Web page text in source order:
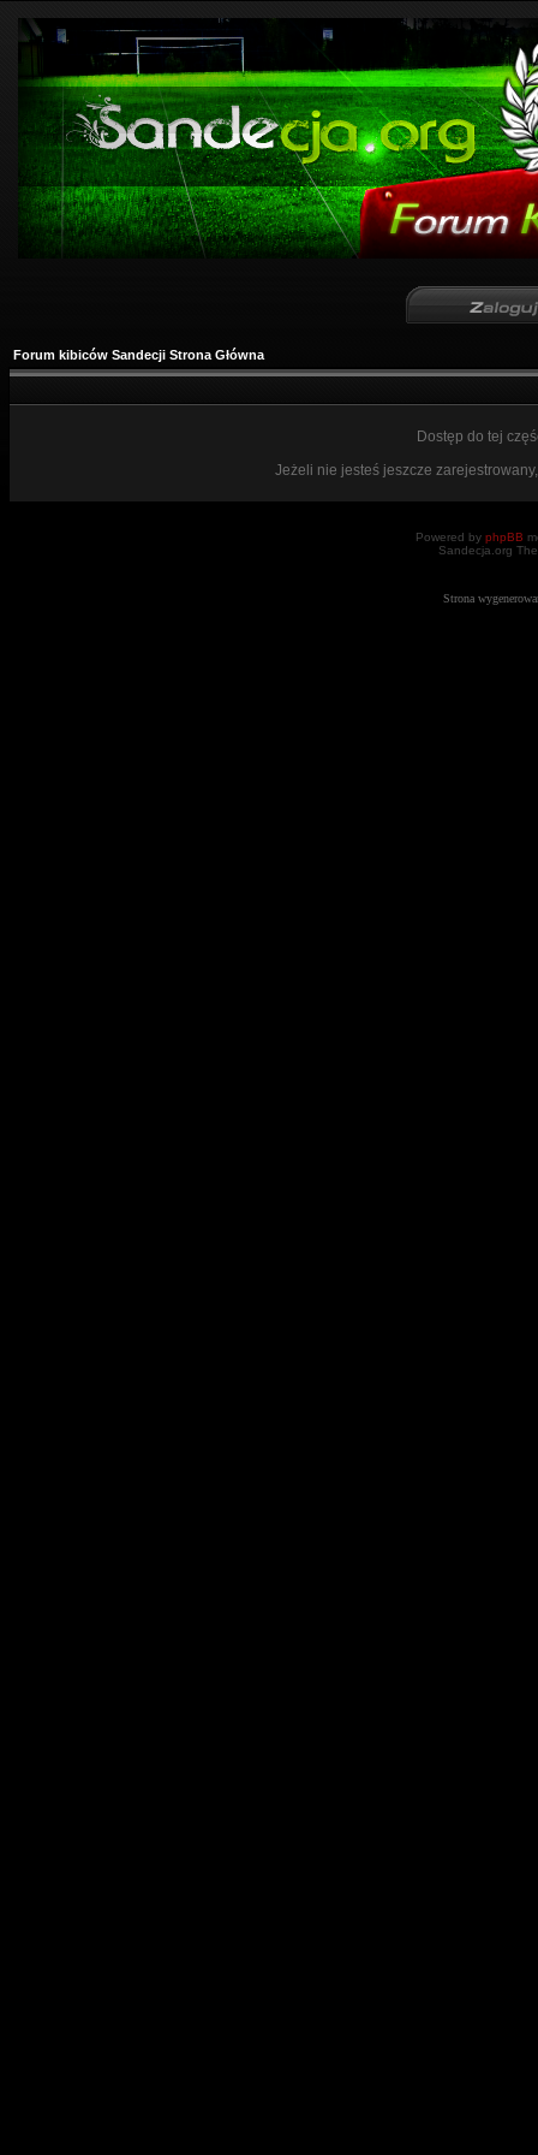
Forum kibiców Sandecji Strona Główna
Dostęp do tej
Jeżeli nie jesteś jeszcze
Powered by phpBB
Sandecja.org
Strona